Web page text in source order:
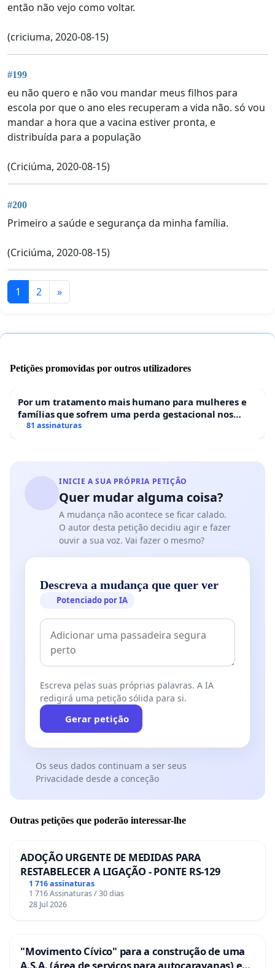
então não vejo como voltar.
(criciuma, 2020-08-15)
#199
eu não quero e não vou mandar meus filhos para
escola por que o ano eles recuperam a vida não. só vou
mandar a hora que a vacina estiver pronta, e
distribuída para a população
(Criciúma, 2020-08-15)
#200
Primeiro a saúde e segurança da minha família.
(Criciúma, 2020-08-15)
1 2 »
Petições promovidas por outros utilizadores
Por um tratamento mais humano para mulheres e
famílias que sofrem uma perda gestacional nos
hospitais portugueses
81 assinaturas
INICIE A SUA PRÓPRIA PETIÇÃO
Quer mudar alguma coisa?
A mudança não acontece se ficar calado.
O autor desta petição decidiu agir e fazer
ouvir a sua voz. Vai fazer o mesmo?
Descreva a mudança que quer ver
Potenciado por IA
Escreva pelas suas próprias palavras. A IA
redigirá uma petição sólida para si.
Gerar petição
Os seus dados continuam a ser seus
Privacidade desde a conceção
Outras petições que poderão interessar-lhe
ADOÇÃO URGENTE DE MEDIDAS PARA
RESTABELECER A LIGAÇÃO - PONTE RS-129
1 716 assinaturas
1 716 Assinaturas / 30 dias
28 Jul 2026
"Movimento Cívico" para a construção de uma